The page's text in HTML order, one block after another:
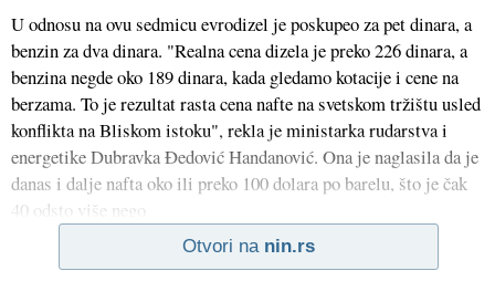
U odnosu na ovu sedmicu evrodizel je poskupeo za pet dinara, a
benzin za dva dinara. "Realna cena dizela je preko 226 dinara, a
benzina negde oko 189 dinara, kada gledamo kotacije i cene na
berzama. To je rezultat rasta cena nafte na svetskom tržištu usled
konflikta na Bliskom istoku", rekla je ministarka rudarstva i
energetike Dubravka Đedović Handanović. Ona je naglasila da je
danas i dalje nafta oko ili preko 100 dolara po barelu, što je čak
40 odsto više nego
Otvori na nin.rs